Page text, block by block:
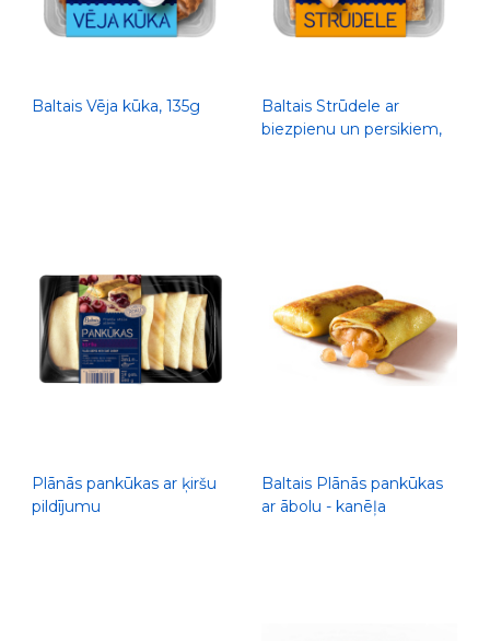
Baltais Vēja kūka, 135g
Baltais Strūdele ar
biezpienu un persikiem,
Plānās pankūkas ar ķiršu
pildījumu
Baltais Plānās pankūkas
ar ābolu - kanēļa